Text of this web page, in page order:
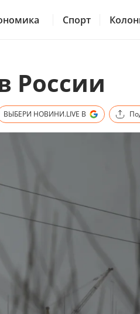
Спорт
России
ВЫБЕРИ НОВИНИ.LIVE В